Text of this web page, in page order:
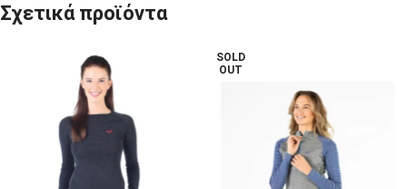
Σχετικά προϊόντα
SOLD
OUT